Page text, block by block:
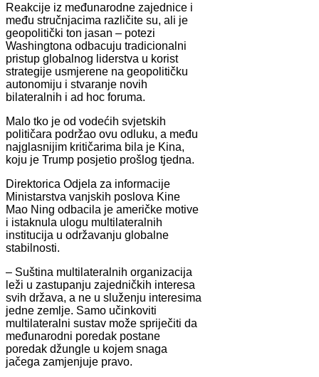
Reakcije iz međunarodne zajednice i
među stručnjacima različite su, ali je
geopolitički ton jasan – potezi
Washingtona odbacuju tradicionalni
pristup globalnog liderstva u korist
strategije usmjerene na geopolitičku
autonomiju i stvaranje novih
bilateralnih i ad hoc foruma.
Malo tko je od vodećih svjetskih
političara podržao ovu odluku, a među
najglasnijim kritičarima bila je Kina,
koju je Trump posjetio prošlog tjedna.
Direktorica Odjela za informacije
Ministarstva vanjskih poslova Kine
Mao Ning odbacila je američke motive
i istaknula ulogu multilateralnih
institucija u održavanju globalne
stabilnosti.
– Suština multilateralnih organizacija
leži u zastupanju zajedničkih interesa
svih država, a ne u služenju interesima
jedne zemlje. Samo učinkoviti
multilateralni sustav može spriječiti da
međunarodni poredak postane
poredak džungle u kojem snaga
jačega zamjenjuje pravo.